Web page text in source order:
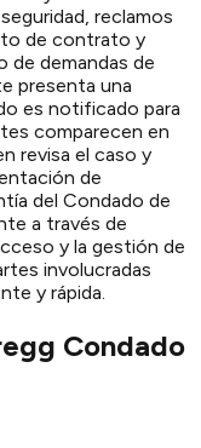
reclamos
de contrato y
de demandas de
presenta una
es notificado para
comparecen en
revisa el caso y
de
del Condado de
a través de
y la gestión de
involucradas
y rápida.
Condado